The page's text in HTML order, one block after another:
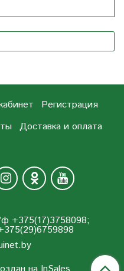
Регистрация
Доставка и оплата
+375(17)3758098;